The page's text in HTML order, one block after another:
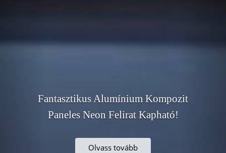
Fantasztikus Alumínium Kompozit
Paneles Neon Felirat Kapható!
Olvass tovább